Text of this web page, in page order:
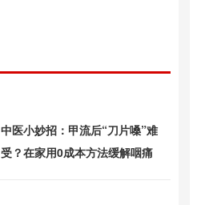
中医小妙招：甲流后“刀片嗓”难
受？在家用0成本方法缓解咽痛